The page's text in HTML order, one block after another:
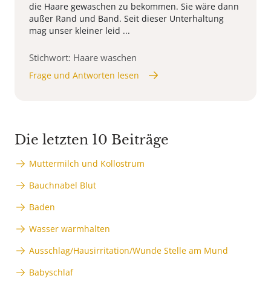
die Haare gewaschen zu bekommen. Sie wäre dann
außer Rand und Band. Seit dieser Unterhaltung
mag unser kleiner leid ...
Stichwort: Haare waschen
Frage und Antworten lesen
Die letzten 10 Beiträge
Muttermilch und Kollostrum
Bauchnabel Blut
Baden
Wasser warmhalten
Ausschlag/Hausirritation/Wunde Stelle am Mund
Babyschlaf